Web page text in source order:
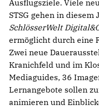
Ausflugsziele. Viele
STSG gehen in
SchlösserWelt
ermöglicht durch eine
Zwei neue
Kranichfeld und im
Mediaguides, 36
Lernangebote sollen
animieren und